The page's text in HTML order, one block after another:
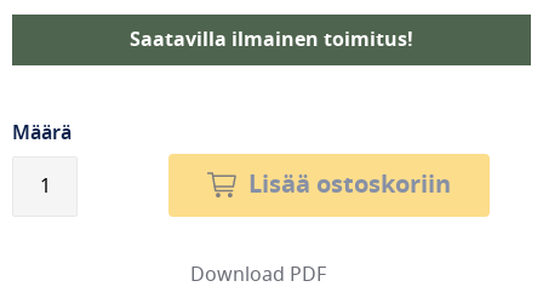
Saatavilla ilmainen toimitus!
Määrä
Lisää ostoskoriin
Download PDF